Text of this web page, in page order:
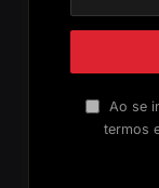
Ao se
termos